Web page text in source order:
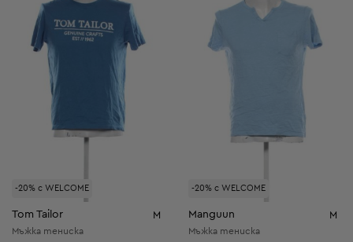
-20% с WELCOME
Tom Tailor M
Мъжка тениска
-20% с WELCOME
Manguun M
Мъжка тениска